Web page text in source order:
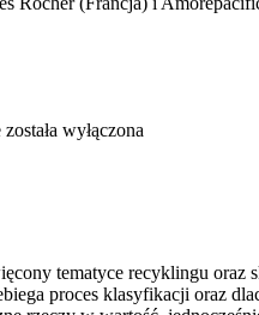
została wyłączona
tematyce recyklingu
proces klasyfikacji oraz